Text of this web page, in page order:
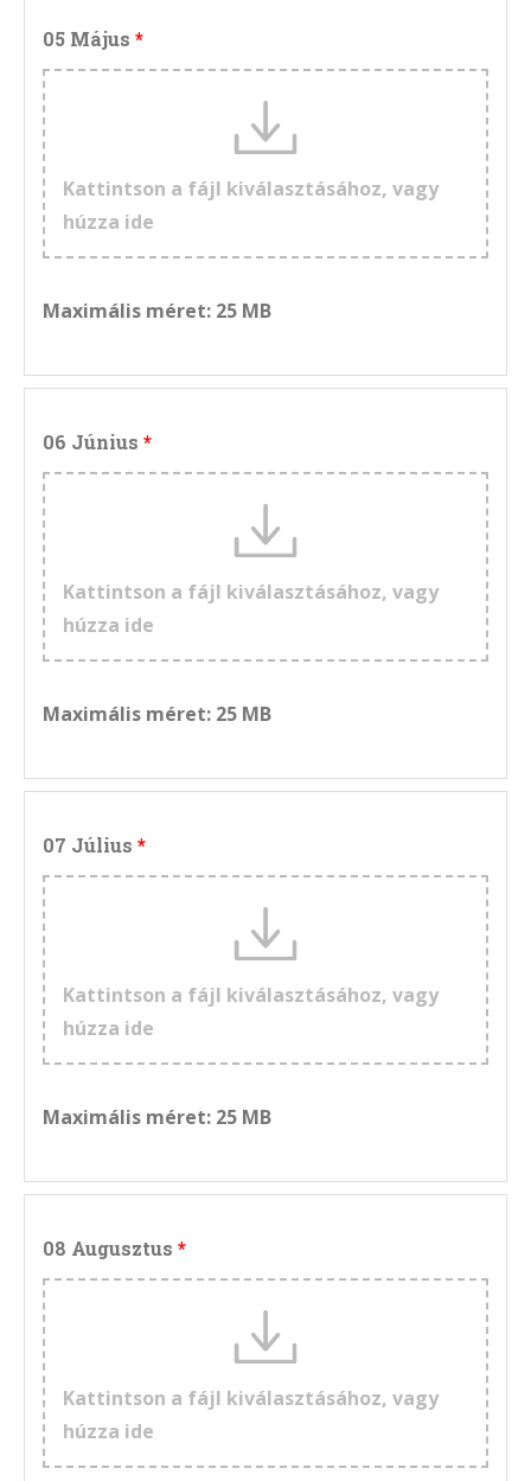
05 Május
Kattintson a fájl kiválasztásához, vagy
húzza ide
Maximális méret: 25 MB
06 Június
Kattintson a fájl kiválasztásához, vagy
húzza ide
Maximális méret: 25 MB
07 Július
Kattintson a fájl kiválasztásához, vagy
húzza ide
Maximális méret: 25 MB
08 Augusztus
Kattintson a fájl kiválasztásához, vagy
húzza ide